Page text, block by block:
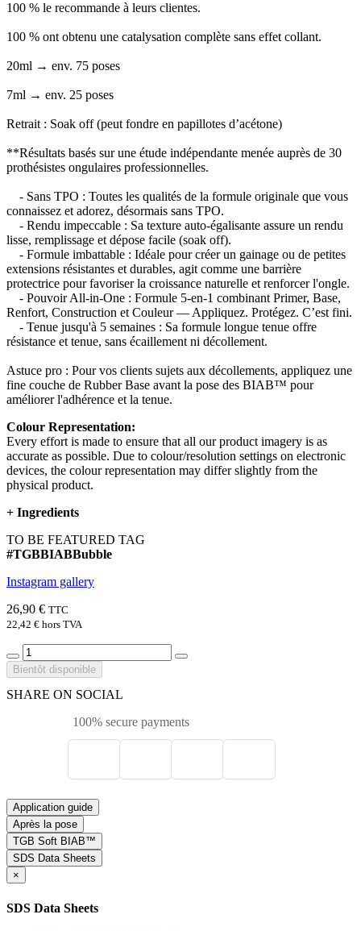
100 % le recommande à leurs clientes.
100 % ont obtenu une catalysation complète sans effet collant.
20ml → env. 75 poses
7ml → env. 25 poses
Retrait : Soak off (peut fondre en papillotes d’acétone)
**Résultats basés sur une étude indépendante menée auprès de 30
prothésistes ongulaires professionnelles.
- Sans TPO : Toutes les qualités de la formule originale que vous
connaissez et adorez, désormais sans TPO.
- Rendu impeccable : Sa texture auto-égalisante assure un rendu
lisse, remplissage et dépose facile (soak off).
- Formule imbattable : Idéale pour créer un gainage ou de petites
extensions résistantes et durables, agit comme une barrière
protectrice pour favoriser la croissance naturelle et renforcer l'ongle.
- Pouvoir All-in-One : Formule 5-en-1 combinant Primer, Base,
Renfort, Construction et Couleur — Appliquez. Protégez. C’est fini.
- Tenue jusqu'à 5 semaines : Sa formule longue tenue offre
résistance et tenue, sans écaillement ni décollement.
Astuce pro : Pour vos clients sujets aux décollements, appliquez une
fine couche de Rubber Base avant la pose des BIAB™ pour
améliorer l'adhérence et la tenue.
Colour Representation:
Every effort is made to ensure that all our product imagery is as
accurate as possible. Due to colour/resolution settings on electronic
devices, the colour representation may differ slightly from the
physical product.
+ Ingredients
TO BE FEATURED TAG
#TGBBIABBubble
Instagram gallery
26,90 € TTC
22,42 € hors TVA
Bientôt disponible
SHARE ON SOCIAL
100% secure payments
Application guide
Après la pose
TGB Soft BIAB™
SDS Data Sheets
×
SDS Data Sheets